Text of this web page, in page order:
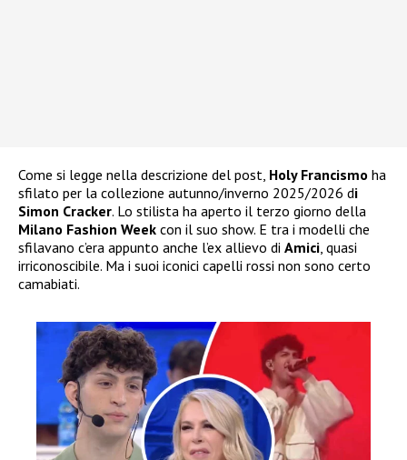
Come si legge nella descrizione del post, Holy Francismo ha
sfilato per la collezione autunno/inverno 2025/2026 di
Simon Cracker. Lo stilista ha aperto il terzo giorno della
Milano Fashion Week con il suo show. E tra i modelli che
sfilavano c’era appunto anche l’ex allievo di Amici, quasi
irriconoscibile. Ma i suoi iconici capelli rossi non sono certo
camabiati.